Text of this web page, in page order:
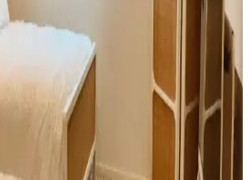
Konfor ve Düzen Sağlama
Sıcak Mekanlar
ve düzen sağlamak için doğru
işlevsel depolama çözümleri önerilir.
yolları ele alınır.
Kanepe Deneyimi: Konfor